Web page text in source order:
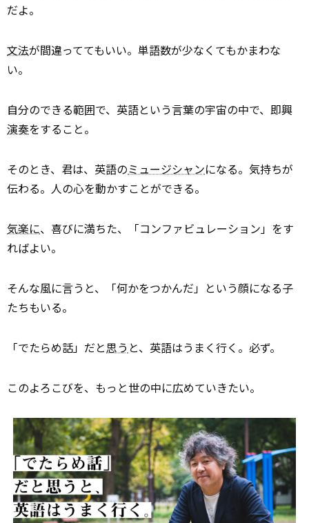
だよ。
文法が間違っててもいい。単語数が少なくてもかまわな
い。
自分のできる範囲で、英語という言葉の宇宙の中で、即興
演奏をすること。
そのとき、君は、英語のミュージシャンになる。気持ちが
伝わる。人の心を動かすことができる。
気楽に、喜びに満ちた、「コンファビュレーション」をす
ればよい。
そんな風に言うと、「何かをつかんだ」という顔になる子
たちもいる。
「でたらめ話」だと思う と、英語はうまく行く。必ず。
このよろこびを、もっと世の中に広めていきたい。